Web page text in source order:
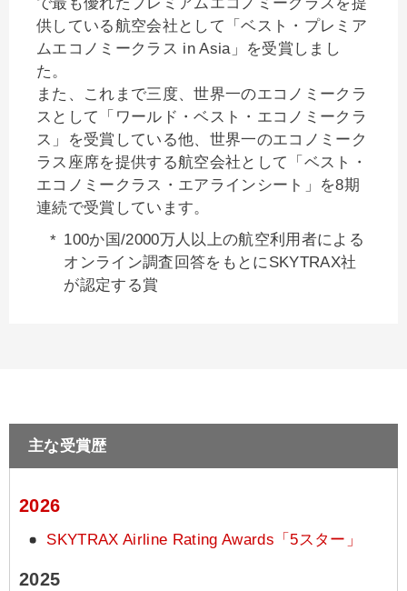
供している航空会社として「ベスト・プレミア
ムエコノミークラス in Asia」を受賞しまし
た。
また、これまで三度、世界一のエコノミークラ
スとして「ワールド・ベスト・エコノミークラ
ス」を受賞している他、世界一のエコノミーク
ラス座席を提供する航空会社として「ベスト・
エコノミークラス・エアラインシート」を8期
連続で受賞しています。
100か国/2000万人以上の航空利用者による
オンライン調査回答をもとにSKYTRAX社
が認定する賞
主な受賞歴
2026
SKYTRAX Airline Rating Awards「5スター」
2025